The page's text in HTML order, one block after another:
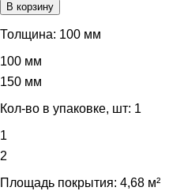
В корзину
Толщина: 100 мм
100 мм
150 мм
Кол-во в упаковке, шт: 1
1
2
Площадь покрытия: 4,68 м²